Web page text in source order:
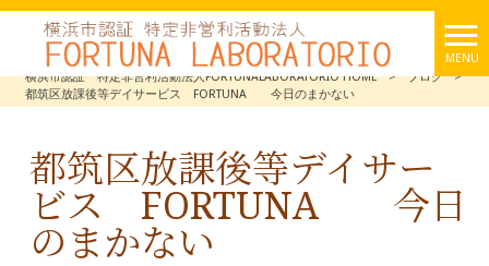
MENU
横浜市認証 特定非営利活動法人FORTUNALABORATORIO HOME
> ブログ
>
都筑区放課後等デイサービス FORTUNA 今日のまかない
都筑区放課後等デイサー
ビス FORTUNA 今日
のまかない